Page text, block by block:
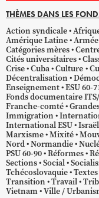
THÈMES DANS LES
Action syndicale
Amérique Latine Armée
Catégories mères
Cités universitaires
Crise Cuba Culture
Décentralisation
Enseignement ESU 60-
Fonds documentaire
Franche-comté
Immigration
International ESU Israël
Marxisme Mixité
Nord Normandie
PSU 60-90 Réformes
Sections Social
Tchécoslovaquie
Transition Travail
Vietnam Ville /